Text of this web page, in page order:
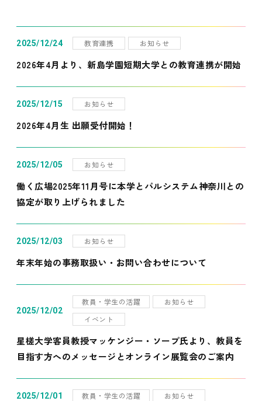
2025/12/24 教育連携 お知らせ
2026年4月より、新島学園短期大学との教育連携が開始
2025/12/15 お知らせ
2026年4月生 出願受付開始！
2025/12/05 お知らせ
働く広場2025年11月号に本学とパルシステム神奈川との
協定が取り上げられました
2025/12/03 お知らせ
年末年始の事務取扱い・お問い合わせについて
2025/12/02
教員・学生の活躍
お知らせ
イベント
星槎大学客員教授マッケンジー・ソープ氏より、教員を
目指す方へのメッセージとオンライン展覧会のご案内
2025/12/01 教員・学生の活躍 お知らせ